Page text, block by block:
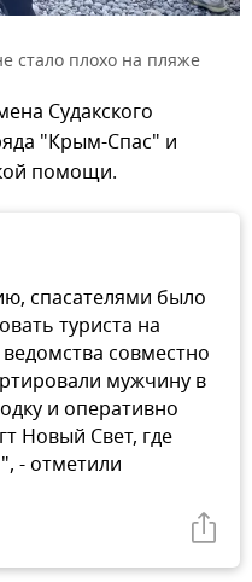
стало плохо на пляже
Судакского
"Крым-Спас" и
помощи.
спасателями было
туриста на
совместно
мужчину в
и оперативно
Новый Свет, где
- отметили